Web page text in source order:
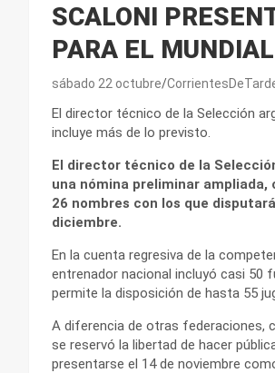
SCALONI
PARA EL MUNDIAL
sábado 22 octubre
El director técnico de la Selección
incluye más de lo previsto.
El director técnico de la
una nómina preliminar
26 nombres con los que
diciembre.
En la cuenta regresiva de la
entrenador nacional incluyó casi 50
permite la disposición de hasta 55
A diferencia de otras federaciones,
se reservó la libertad de hacer
presentarse el 14 de noviembre